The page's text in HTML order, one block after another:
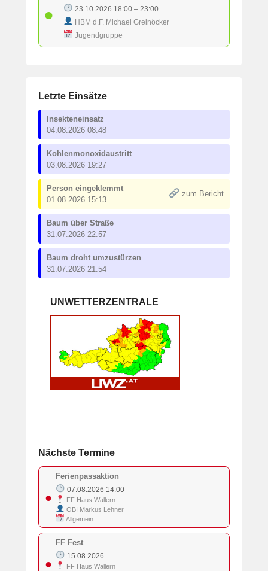
v
t
f
S
n
e
●
23.10.2026 18:00 – 23:00
HBM d.F. Michael Greinöcker
Jugendgruppe
Letzte Einsätze
Insekteneinsatz
04.08.2026 08:48
Kohlenmonoxidaustritt
03.08.2026 19:27
Person eingeklemmt
01.08.2026 15:13
zum Bericht
Baum über Straße
31.07.2026 22:57
Baum droht umzustürzen
31.07.2026 21:54
UNWETTERZENTRALE
Nächste Termine
●
Ferienpassaktion
07.08.2026 14:00
FF Haus Wallern
OBI Markus Lehner
Allgemein
●
FF Fest
15.08.2026
FF Haus Wallern